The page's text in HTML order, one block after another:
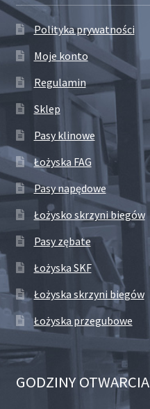
Polityka prywatności
Moje konto
Regulamin
Sklep
Pasy klinowe
Łożyska FAG
Pasy napędowe
Łożysko skrzyni biegów
Pasy zębate
Łożyska SKF
Łożyska skrzyni biegów
Łożyska przegubowe
GODZINY OTWARCIA